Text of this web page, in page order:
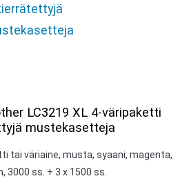
LC3219 XL 4-väripaketti
mustekasetteja
tai väriaine, musta, syaani, magenta,
3000 ss. + 3 x 1500 ss.